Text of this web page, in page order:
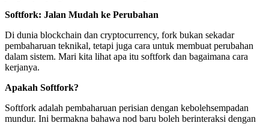
Softfork: Jalan Mudah ke Perubahan
Di dunia blockchain dan cryptocurrency, fork bukan sekadar
pembaharuan teknikal, tetapi juga cara untuk membuat perubahan
dalam sistem. Mari kita lihat apa itu softfork dan bagaimana cara
kerjanya.
Apakah Softfork?
Softfork adalah pembaharuan perisian dengan kebolehsempadan
mundur. Ini bermakna bahawa nod baru boleh berinteraksi dengan